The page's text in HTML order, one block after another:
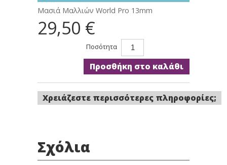
Μασιά Μαλλιών World Pro 13mm
29,50 €
Ποσότητα
Προσθήκη στο καλάθι
Χρειάζεστε περισσότερες πληροφορίες;
Σχόλια